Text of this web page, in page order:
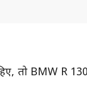
तो BMW R